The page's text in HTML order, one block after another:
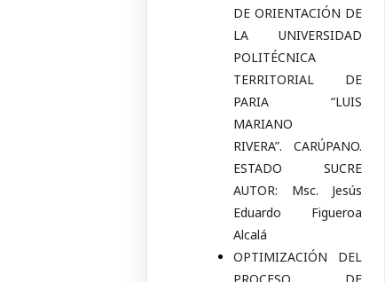
DE ORIENTACIÓN DE
LA UNIVERSIDAD
POLITÉCNICA
TERRITORIAL DE
PARIA “LUIS
MARIANO
RIVERA”. CARÚPANO.
ESTADO SUCRE
AUTOR: Msc. Jesús
Eduardo Figueroa
Alcalá
OPTIMIZACIÓN DEL